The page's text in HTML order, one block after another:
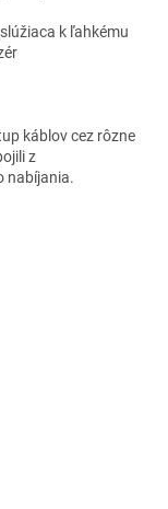
k ľahkému
káblov cez rôzne
z
nabíjania.